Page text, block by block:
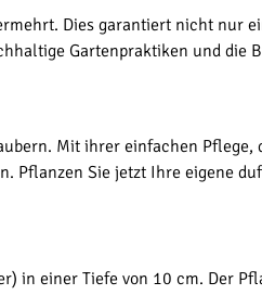
Dies garantiert nicht nur
Gartenpraktiken und die
Mit ihrer einfachen
Sie jetzt Ihre eigene
in einer Tiefe von 10 cm. Der